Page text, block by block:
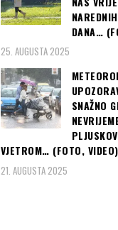
DANA…
25. AUGUSTA 2025
SNAŽNO
VJETROM… (FOTO, VIDEO)
21. AUGUSTA 2025